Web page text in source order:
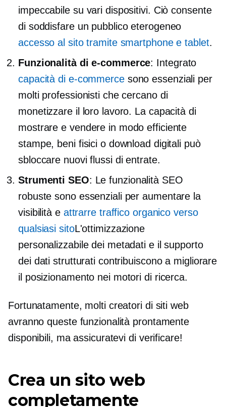
impeccabile su vari dispositivi. Ciò consente
di soddisfare un pubblico eterogeneo
accesso al sito tramite smartphone e tablet.
Funzionalità di e-commerce: Integrato
capacità di e-commercesono essenziali per
molti professionisti che cercano di
monetizzare il loro lavoro. La capacità di
mostrare e vendere in modo efficiente
stampe, beni fisici o download digitali può
sbloccare nuovi flussi di entrate.
Strumenti SEO: Le funzionalità SEO
robuste sono essenziali per aumentare la
visibilità e attrarre traffico organico verso
qualsiasi sitoL'ottimizzazione
personalizzabile dei metadati e il supporto
dei dati strutturati contribuiscono a migliorare
il posizionamento nei motori di ricerca.
Fortunatamente, molti creatori di siti web
avranno queste funzionalità prontamente
disponibili, ma assicuratevi di verificare!
Crea un sito web
completamente